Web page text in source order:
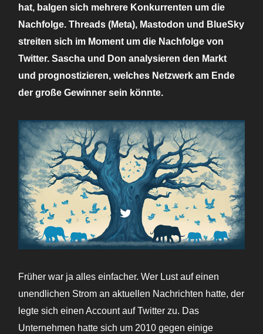
hat, balgen sich mehrere Konkurrenten um die
Nachfolge. Threads (Meta), Mastodon und BlueSky
streiten sich im Moment um die Nachfolge von
Twitter. Sascha und Don analysieren den Markt
und prognostizieren, welches Netzwerk am Ende
der große Gewinner sein könnte.
Früher war ja alles einfacher. Wer Lust auf einen
unendlichen Strom an aktuellen Nachrichten hatte, der
legte sich einen Account auf Twitter zu. Das
Unternehmen hatte sich um 2010 gegen einige